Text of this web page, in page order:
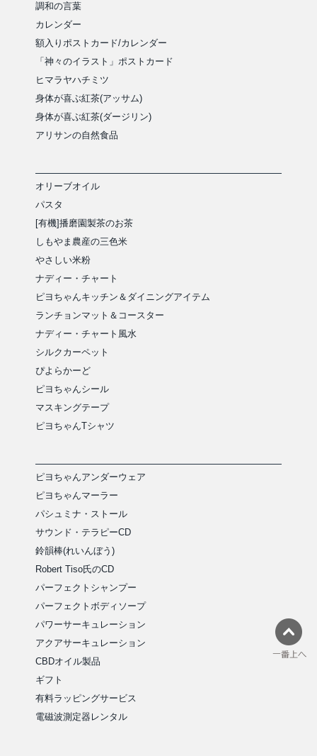
調和の言葉
カレンダー
額入りポストカード/カレンダー
「神々のイラスト」ポストカード
ヒマラヤハチミツ
身体が喜ぶ紅茶(アッサム)
身体が喜ぶ紅茶(ダージリン)
アリサンの自然食品
オリーブオイル
パスタ
[有機]播磨園製茶のお茶
しもやま農産の三色米
やさしい米粉
ナディー・チャート
ピヨちゃんキッチン＆ダイニングアイテム
ランチョンマット＆コースター
ナディー・チャート風水
シルクカーペット
ぴよらかーど
ピヨちゃんシール
マスキングテープ
ピヨちゃんTシャツ
ピヨちゃんアンダーウェア
ピヨちゃんマーラー
パシュミナ・ストール
サウンド・テラピーCD
鈴韻棒(れいんぼう)
Robert Tiso氏のCD
パーフェクトシャンプー
パーフェクトボディソープ
パワーサーキュレーション
アクアサーキュレーション
CBDオイル製品
ギフト
有料ラッピングサービス
電磁波測定器レンタル